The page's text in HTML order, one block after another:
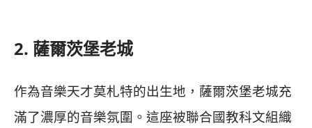
2. 薩爾茨堡老城
作為音樂天才莫札特的出生地，薩爾茨堡老城充
滿了濃厚的音樂氛圍。這座被聯合國教科文組織